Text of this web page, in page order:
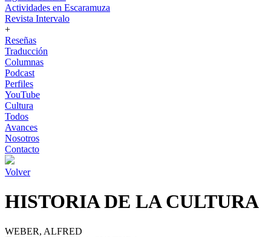
Actividades en Escaramuza
Revista Intervalo
+
Reseñas
Traducción
Columnas
Podcast
Perfiles
YouTube
Cultura
Todos
Avances
Nosotros
Contacto
Volver
HISTORIA DE LA CULTURA
WEBER, ALFRED